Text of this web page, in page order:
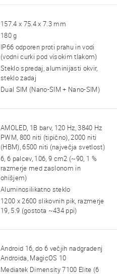
157.4 x 75.4 x 7.3 mm
180 g
IP66 odporen proti prahu in vodi
(vodni curki pod visokim tlakom)
Steklo spredaj, aluminijasti okvir,
steklo zadaj
Dual SIM (Nano-SIM + Nano-SIM)
AMOLED, 1B barv, 120 Hz, 3840 Hz
PWM, 800 niti (tipično), 2000 niti
(HBM), 6500 niti (največja svetlost)
6, 6 palcev, 106, 9 cm2 (~90, 1 %
razmerje med zaslonom in
ohišjem)
Aluminosilikatno steklo
1200 x 2600 slikovnih pik, razmerje
19, 5:9 (gostota ~434 ppi)
Android 16, do 6 večjih nadgradenj
Androida, MagicOS 10
Mediatek Dimensity 7100 Elite (6